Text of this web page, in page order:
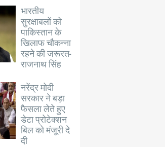
भारतीय
सुरक्षाबलों को
पाकिस्तान के
खिलाफ चौकन्ना
रहने की जरूरत-
राजनाथ सिंह
नरेंद्र मोदी
सरकार ने बड़ा
फैसला लेते हुए
डेटा प्रोटेक्शन
बिल को मंजूरी दे
दी